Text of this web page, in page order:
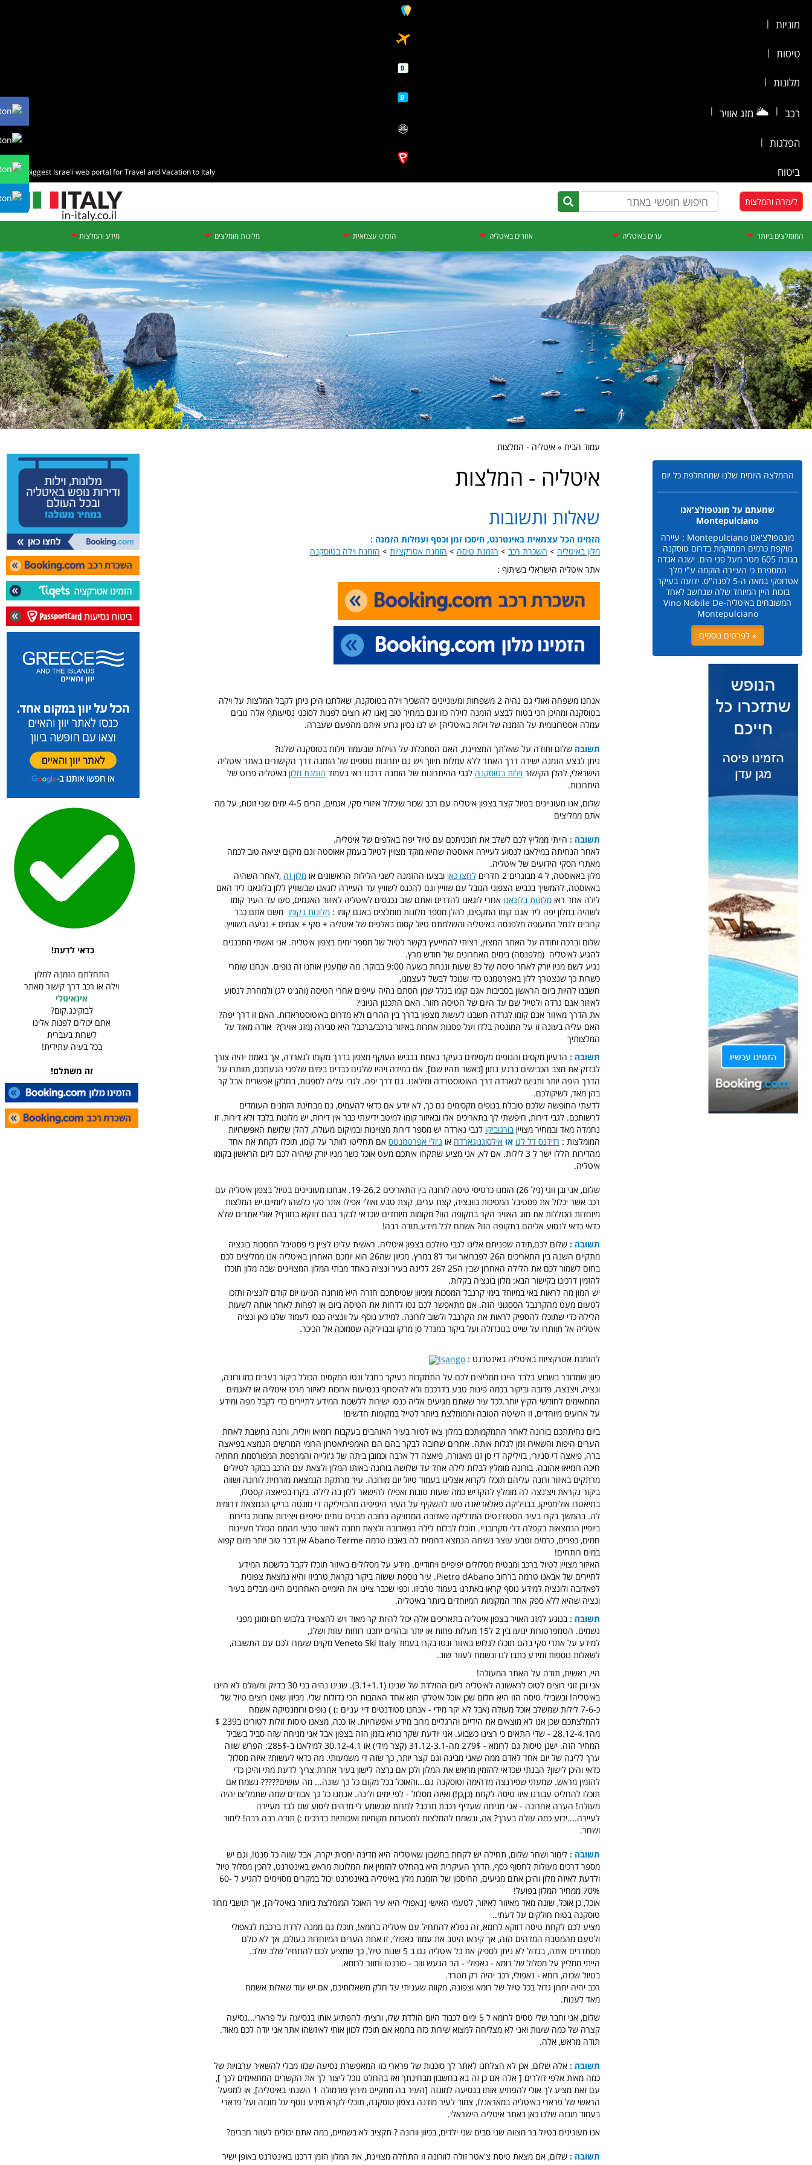
מוניות |
טיסות |
מלונות |
רכב |
🌥️ מזג אוויר |
הפלגות |
ביטוח The biggest Israeli web portal for Travel and Vacation to Italy
לעזרה והמלצות
המומלצים ביותר ערים באיטליה אזורים באיטליה הזמינו עצמאית מלונות מומלצים מידע והמלצות
עמוד הבית » איטליה - המלצות
ההמלצה היומית שלנו שמתחלפת כל יום
שמעתם על מונטפולצ'אנו
Montepulciano
מונטפולצ'אנו Montepulciano : עיירה
מוקפת כרמים הממוקמת בדרום טוסקנה
בגובה 605 מטר מעל פני הים. ישנה אגדה
המספרת כי העיירה הוקמה ע"י מלך
אטרוסקי במאה ה-5 לפנה"ס. ידועה בעיקר
בזכות היין המיוחד שלה שנחשב לאחד
המשובחים באיטליה-Vino Nobile De
Montepulciano
» לפרטים נוספים
איטליה - המלצות
שאלות ותשובות
הזמינו הכל עצמאית באינטרנט, חיסכו זמן וכסף ועמלות הזמנה :
מלון באיטליה > השכרת רכב > הזמנת טיסה > הזמנת אטרקציות > הזמנת וילה בטוסקנה
אתר איטליה הישראלי בשיתוף :
אנחנו משפחה ואולי גם נהיה 2 משפחות ומעוניינים להשכיר וילה בטוסקנה, שאלתנו היכן ניתן לקבל המלצות על וילה
בטוסקנה ומהיכן הכי בטוח לבצע הזמנה לוילה כזו וגם במחיר טוב [אנו לא רוצים לפנות לסוכני נסיעותף אלה גובים
עמלה אסטרונומית על הזמנה של וילות באיטליה] יש לנו נסיון גרוע איתם מהפעם שעברה.
תשובה שלום ותודה על שאלתך המצויינת, האם הסתכלת על הוילות שבעמוד וילות בטוסקנה שלנו?
ניתן לבצע הזמנה ישירה דרך האתר ללא עמלות תיווך ויש גם יתרונות נוספים של הזמנה דרך הקישורים באתר איטליה
הישראלי, להלן הקישור וילות בטוסקנה לגבי ההיתרונות של הזמנה דרכנו ראי בעמוד הזמנת מלוןבאיטליה פרוט של
היתרונות.
שלום, אנו מעוניינים בטיול קצר בצפון איטליה עם רכב שכור שיכלול איזורי סקי, אגמים, הרים 4-5 ימים שני זוגות, על מה
אתם ממליצים
תשובה : הייתי ממליץ לכם לשלב את תוכניתכם עם טיול יפה באלפים של איטליה.
לאחר הנחיתה במילאנו לנסוע לעיירה אאוסטה שהיא מוקד מצויין לטיול בעמק אאוסטה וגם מיקום יציאה טוב לכמה
מאתרי הסקי הידועים של איטליה.
מלון באאוסטה, ל 4 מבוגרים 2 חדרים
לחצו כאן ובצעו ההזמנה לשני הלילות הראשונים או מלון זה ,לאחר השהיה
באאוסטה, להמשיך בכביש הצפוני הגובל עם שוויץ וגם להכנס לשוויץ עד העיירה לוגאנו שבשוויץ ללון בלוגאנו ליד האם
לילה אחד ראו מלונות בלוגאנו אחרי לוגאנו להדרים ואתם שוב נכנסים לאיטליה לאיזור האגמים, סעו עד העיר קומו
לשהיה במלון יפה ליד אגם קומו המקסים, להלן מספר מלונות מומלצים באגם קומו : מלונות בקומו משם אתם כבר
קרובים לנמל התעופה מלפנסה באיטליה והשלמתם טיול קסום באלפים של איטליה + סקי + אגמים + נגיעה בשוויץ.
שלום וברכה ותודה על האתר המצוין, רציתי להתייעץ בקשר לטיול של מספר ימים בצפון איטליה. אני ואשתי מתכננים
להגיע לאיטליה (מלפנסה) בימים האחרונים של חודש מרץ.
נגיע לשם מניו יורק לאחר טיסה של כ8 שעות וננחת בשעה 9:00 בבוקר. מה שמענין אותנו זה נופים. אנחנו שומרי
כשרות כך שנצטרך ללון באפרטמנט כדי שנוכל לבשל לעצמנו,
חשבנו להיות ביום הראשון בסביבות אגם קומו בגלל שמן הסתם נהיה עייפים אחרי הטיסה (והג'ט לג) ולמחרת לנסוע
לאיזור אגם גרדה ולטייל שם עד היום של הטיסה חזור. האם התכנון הגיוני?
את הדרך מאיזור אגם קומו לגרדה חשבנו לעשות מצפון בדרך בין ההרים ולא מדרום באוטוסטראדות. האם זו דרך יפה?
האם עליה בעונה זו על המונטה בלדו ועל פסגות אחרות באיזור ברכב/ברכבל היא סבירה (מזג אוויר)? אודה מאוד על
המלצותיך
תשובה : הרעיון מקסים והנופים מקסימים בעיקר באמת בכביש העוקף מצפון בדרך מקומו לגארדה, אך באמת יהיה צורך
לבדוק את מצב הכבישים ברגע נתון [כאשר תהיו שם]. אם במידה ויהיו שלגים כבדים בימים שלפני הגעתכם, תוותרו על
הדרך היפה יותר ותגיעו לגארדה דרך האוטוסטרדה ומילאנו. גם דרך יפה. לגבי עליה לספגות, בחלקן אפשרית אבל קר
בהן מאד, לשיקולכם.
לדעתי החופשה שלכם טובלת בנופים מקסימים גם כך, לא יודע אם כדאי להעמיס, גם מבחינת הזמנים העומדים
לרשותכם. לגבי דירות, חיפשתי לך בתאריכים אלו ובאיזור קומו למיטב ידיעתי כבר אין דירות, יש מלונות בלבד ולא דירות. זו
נחמדה מאד ובמחיר מצוייןבורגוביקו לגבי גארדה יש מספר דירות מצויינות ובמיקום מעולה, להלן שלושת האפשרויות
המומלצות : רזידנס דל לגו או אילסוגנוגארדה או ג'ולי אפרטמנטס אם תחליטו לוותר על קומו, תוכלו לקחת את אחד
מהדירות הללו ישר ל 3 לילות. אם לא, אני מציע שתקחו איתכם מעט אוכל כשר מניו יורק שיהיה לכם ליום הראשון בקומו
איטליה.
שלום, אני ובן זוגי (גיל 26) הזמנו כרטיסי טיסה לורונה בין התאריכים 19-26.2. אנחנו מעוניינים בטיול בצפון איטליה עם
רכב אשר יכלול את פסטיבל המסיכות בוונציה, קצת ערים, קצת טבע ואולי אפילו אתר סקי כלשהו ליומיים.יש המלצות
מיוחדות הכוללות את מזג האוויר הקר בתקופה הזו? מקומות מיוחדים שכדאי לבקר בהם דווקא בחורף? אולי אתרים שלא
כדאי כדאי לנסוע אליהם בתקופה הזו? אשמח לכל מידע.תודה רבה!
תשובה : שלום לכם,תודה שפניתם אלינו לגבי טיולכם בצפון איטליה. ראשית עלינו לציין כי פסטיבל המסכות בונציה
מתקיים השנה בין התאריכים ה26 לפברואר ועד ל8 במרץ. מכיוון שה26 הוא יומכם האחרון באיטליה אנו ממליצים לכם
בחום לשמור לכם את הלילה האחרון שבין ה25 ל26 ללינה בעיר ונציה באחד מבתי המלון המצויינים שבה מלון תוכלו
להזמין דרכינו בקישור הבא: מלון בונציה בקלות.
יש המון מה לראות באי במיוחד בימי קרנבל המסכות ומכיוון שטיסתכם חזרה היא מורונה הגיעו יום קודם לונציה ותזכו
לטעום מעט מהקרנבל הססגוני הזה. אם מתאפשר לכם נסו לדחות את הטיסה ביום או לפחות לאחר אותה לשעות
הלילה כדי שתוכלו להספיק לראות את הקרנבל ולשוב לורונה. למידע נוסף על וונציה כנסו לעמוד שלנו כאן ונציה
איטליה אל תוותרו על שייט בגונדולה ועל ביקור במגדל סן מרקו ובבזיליקה שסמוכה אל הכיכר.
להזמנת אטרקציות באיטליה באינטרנט : Isango
כיוון שמדובר בשבוע בלבד היינו ממליצים לכם על התמקדות בעיקר בחבל ונטו המקסים הכולל ביקור בערים כמו ורונה,
ונציה, ויצנצה, פדובה וביקור בכמה פינות טבע בדרככם ולא להיסחף בנסיעות ארוכות לאיזור מרכז איטליה או לאגמים
המתאימים לחודשי הקיץ יותר.לכל עיר שאתם מגיעים אליה כנסו ישירות ללשכות המידע לתיירים כדי לקבל מפה ומידע
על ארועים מיוחדים, זו השיטה הטובה והמומלצת ביותר לטייל במקומות חדשים!
ביום נחיתתכם בורונה לאחר התמקמותכם במלון צאו לסיור בעיר האוהבים בעקבות רומיאו ויוליה, ורונה נחשבת לאחת
הערים היפות והשאירו זמן לגלות אותה. אתרים שחובה לבקר בהם הם האמפיתאטרון הרומי המרשים הנמצא בפיאצה
ברה, פיאצה די סניורי, בזיליקה די סן זנו מאגורה, פיאצה דל ארבה וכמובן ביתה של ג'ולייה והמרפסת המפורסמת תחתיה
חיכה רומיאו אהובה. בורונה מומלץ לבלות לילה אחד עד שלושה בורונה באותו המלון ולצאת עם הרכב בבוקר לטיולים
מרתקים באיזור ורונה עליהם תוכלו לקרוא אצלינו בעמוד טיול יום מורונה. עיר מרתקת הנמצאת מזרחית לורונה ושווה
ביקור נקראת ויצ'נצה לה מומלץ להקדיש כמה שעות טובות ואפילו להישאר ללון בה לילה. בקרו בפיאצה קסטלו,
בתיאטרו אולימפיקו, בבזיליקה פאלאדיאנה סעו להשקיף על העיר היפיפיה מהבזיליקה די מונטה בריקו הנמצאת דרומית
לה. בהמשך בקרו בעיר הסטודנטים המדליקה פאדובה המחזיקה בחובה מבנים גותים יפיפיים ויצירות אמנות נדירות
ביופיין הנמצאות בקפלה דלי סקרובניי. תוכלו לבלות לילה בפאדובה ולצאת ממנה לאיזור טבעי מהמם הכולל מעיינות
חמים, כפרים, כרמים וטבע עוצר נשימה הנמצא דרומית לה באבנו טרמה Abano Terme אין דבר טוב יותר מיום קפוא
במים רותחים!
האיזור מצויין לטיול ברכב ומבטיח מסלולים יפיפיים ויחודיים. מידע על מסלולים באיזור תוכלו לקבל בלשכות המידע
לתיירים של אבאנו טרמה ברחוב Pietro dAbano. עיר נוספת ששוה ביקור נקראת טרביזו והיא נמצאת צפונית
לפאדובה ולונציה למידע נוסף קראו באתרנו בעמוד טרביזו. וכפי שכבר ציינו את היומיים האחרונים היינו מבלים בעיר
ונציה שהיא ללא ספק אחד המקומות המיוחדים ביותר באיטליה.
תשובה :בנוגע למזג האויר בצפון איטליה בתאריכים אלה יכול להיות קר מאוד ויש להצטייד בלבוש חם ומוגן מפני
גשמים. הטמפרטורות ינועו בין 2 ל15 מעלות פחות או יותר ובהרים יתכנו רוחות עזות ושלג,
למידע על אתרי סקי בהם תוכלו לגלוש באיזור ונטו בקרו בעמוד Veneto Ski Italy מקוים שעזרו לכם עם התשובה,
לשאלות נוספות ומידע כתבו לנו ונשמח לעזור שוב.
היי, ראשית, תודה על האתר המעולה!
אני ובן זוגי רוצים לטוס לראשונה לאיטליה ליום ההולדת של שנינו (3.1+1.1). שנינו נהיה בני 30 בדיוק ומעולם לא היינו
באיטליה! ובשבילי טיסה הזו היא חלום שכן אוכל איטלקי הוא אחד האהבות הכי גדולות שלי. מכיוון שאנו רוצים טיול של
כ-7-6 לילות שמשלב אוכל מעולה (אבל לא יקר מידי - אנחנו סטודנטים דיי עניים :) ) נופים ורומנטיקה אשמח
להמלצתכם שכן אנו לא מוצאים את הידיים והרגליים מרוב מידע ואפשרויות. אז ככה, מצאנו טיסות זולות לטורינו ב239 $
מה28.12-4.1 - שדי התאים כי רצינו כשבוע. אני יודעת שקר נורא בזמן הזה בצפון אבל אני מניחה שזה סביל בשביל
המחיר הזה. ישנן טיסות גם לרומא - 279$ מה-31.12-3.1 (קצר מידי) או 30.12-4.1 למילאנו ב-285$: הפרש שווה
ערך ללינה של יום אחד לאדם ממה שאני מבינה וגם קצר יותר, כך שזה די משמעותי. מה כדאי לעשות? איזה מסלול
כדאי והיכן לישון? הבנתי שכדאי להזמין מראש את המלון ולכן אם נרצה לישון בעיר אחרת צריך לדעת מתי והיכן כדי
להזמין מראש. שמעתי שפירנצה מדהימה וטוסקנה גם...והאוכל בכל מקום כל כך שונה... מה עושים????? נשמח אם
תוכלו להחליט עבורנו איזו טיסה לקחת (כן,כן!) ואיזה מסלול - לפי ימים ולינה. אנחנו כל כך אבודים שמה שתמליצו יהיה
מעולה! הערה אחרונה - אני מניחה שעדיף רכבת מרכב? למרות שנשמע לי מדהים ליסוע שם לבד מעיירה
לעיירה....ידוע כמה עולה בערך? אה, ונשמח להמלצות למסעדות מקומיות ואיכותיות בדרכים :) תודה רבה רבה! לימור
ושחר.
תשובה : לימור ושחר שלום, תחילה יש לקחת בחשבון שאיטליה היא מדינה יחסית יקרה, אבל שווה כל סנט!, וגם יש
מספר דרכים מעולות לחסוף כסף, הדרך העיקרית היא בהחלט להזמין את המלונות מראש באינטרנט, להכין מסלול טיול
ולדעת לאיזה מלון והיכן אתם מגיעים, החיסכון של הזמנת מלון באיטליה באינטרנט יכול במקרים מסויימים להגיע ל 60-
70% ממחיר המלון בפועל!
אוכל, כן אוכל, שונה מאד מאיזור לאיזור, לטעמי האישי [נאפולי היא עיר האוכל המומלצת ביותר באיטליה], אך תושבי מחוז
טוסקנה בטוח חולקים על דעתי..
מציע לכם לקחת טיסה דווקא לרומא, זה נפלא להתחיל עם איטליה ברומא!, תוכלו גם ממנה לרדת ברכבת לנאפולי
ולטעם מהמטבח המדהים הזה, אך קיראו היטב את עמוד נאפולי, זו אחת הערים המיוחדות בעולם, אך לא כולם
מסתדרים איתה, בגדול לא ניתן לספיק את כל איטליה גם ב 5 שנות טיול, כך שמציע לכם להתחיל שלב שלב.
הייתי ממליץ על מסלול של רומא - נאפולי - הר הגעש וזוב - סורנטו וחזור לרומא.
בטיול שכזה, רומא - נאפולי, רכב יהיה רק מטרד.
רכב יהיה יתרון גדול בכל טיול של רומא וצפונה, מקווה שעניתי על חלק משאלותיכם, אם יש עוד שאלות אשמח
מאד לענות.
שלום, אני וחבר שלי טסים לרומא ל 5 ימים לכבוד היום הולדת שלו, ורציתי להפתיע אותו בנסיעה על פרארי...נסיעה
קצרה של כמה שעות ואני לא מצליחה למצוא שירות כזה ברומא אם תוכלו לכוון אותי לאיזשהו אתר אני יודה לכם מאוד.
תודה מראש, אלה.
תשובה : אלה שלום, אכן לא הצלחנו לאתר לך סוכנות של פרארי כזו המאפשרת נסיעה שכזו מבלי להשאיר ערבויות של
כמה מאות אלפי דולרים [ אלה אם כן זה בא בחשבון מבחינתך ואז בהחלט נוכל ליצור לך את הקשרים המתאימים לכך ],
עם זאת מציע לך אולי להפתיע אותו בנסיעה למונזה [העיר בה מתקיים מירוץ פורמולה 1 השנתי באיטליה], או למפעל
הראשי של פרארי באיטליה במאראנלו, צמוד לעיר מודנה בצפון טוסקנה, תוכלי לקרא מידע נוסף על מונזה ועל פרארי
בעמוד מונזה שלנו כאן באתר איטליה הישראלי.
אנו מעונינים בטיול בר מצווה שני סבים שני ילדים, בכיוון וורונה ? תקציב לא בשמיים, במה אתם יכולים לעזור חברים?
תשובה : שלום, אם מצאת טיסת צ'אטר זולה לוורונה זו התחלה מצויינת, את המלון הזמן דרכנו באינטרנט באופן ישיר
כדאי לדעת!
התחלתם הזמנה למלון
וילה או רכב דרך קישור מאתר
אינאיטלי
לבוקינג.קום?
אתם יכולים לפנות אלינו
לשרות בעברית
בכל בעיה עתידית!
זה משתלם!